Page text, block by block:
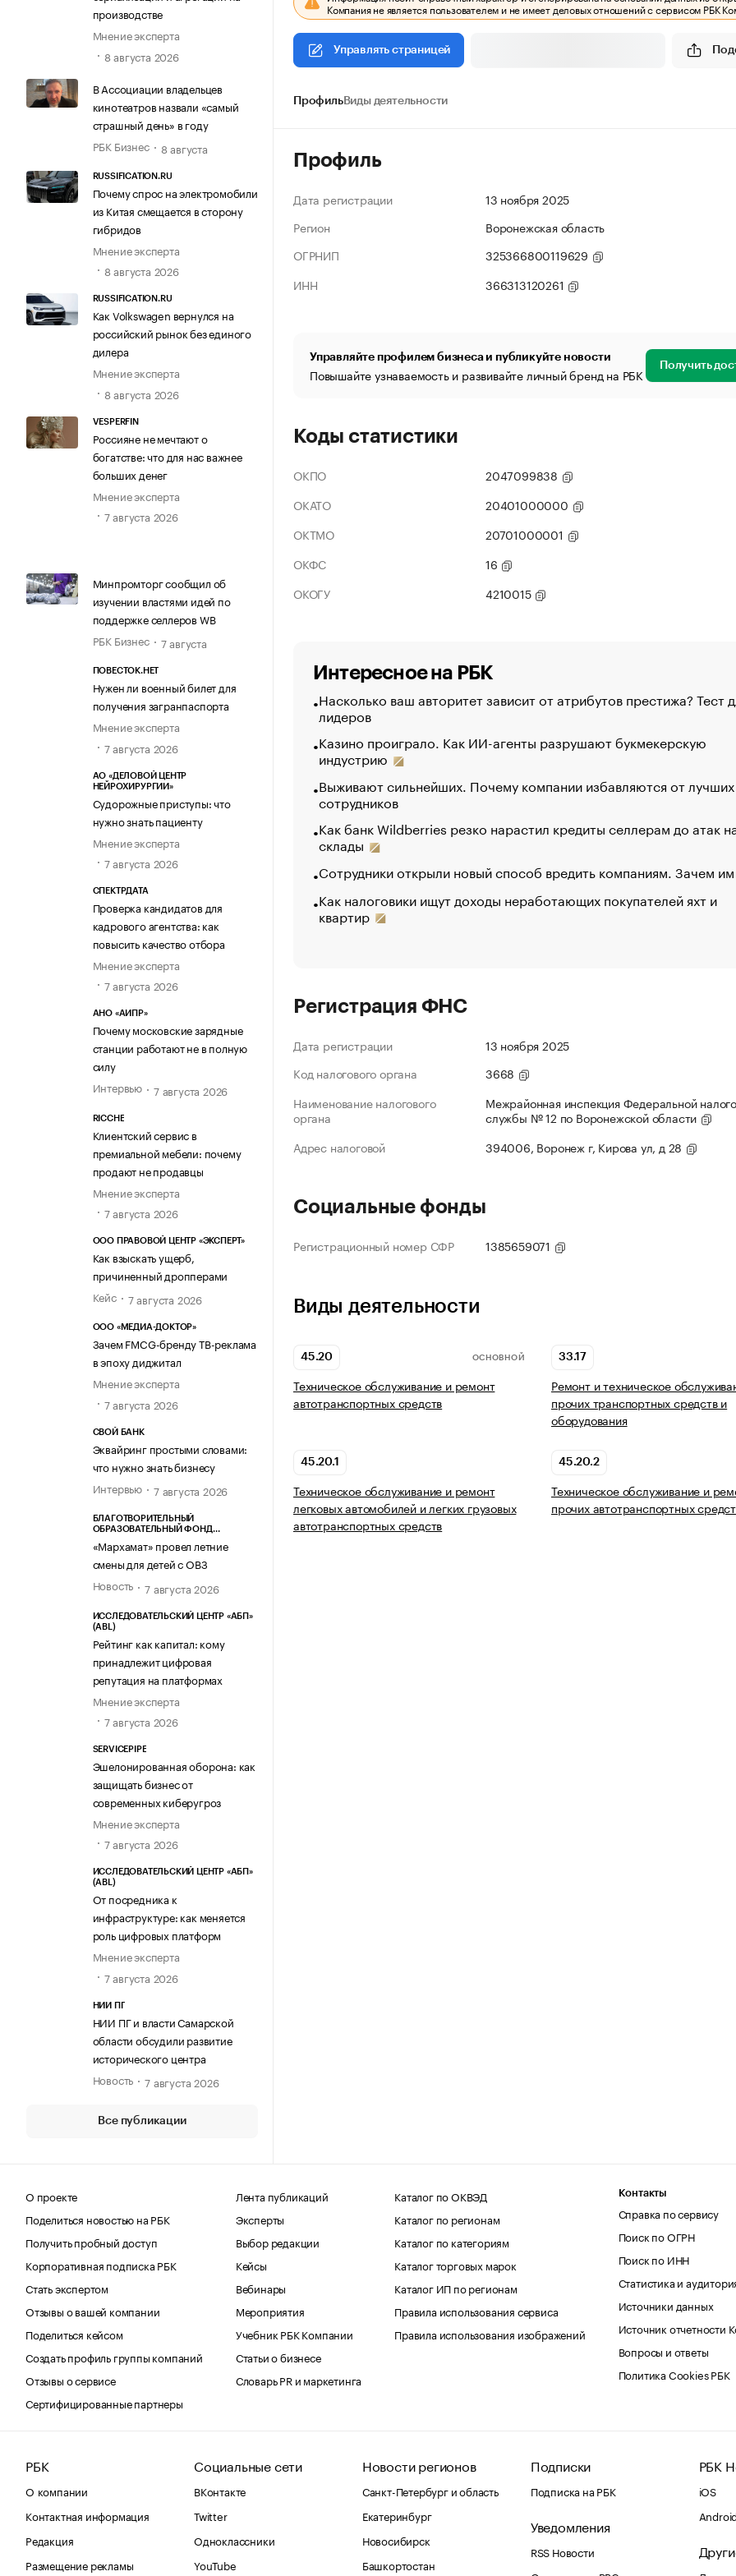
производстве
Мнение эксперта
8 августа 2026
В Ассоциации владельцев
кинотеатров назвали «самый
страшный день» в году
РБК Бизнес
8 августа
RUSSIFICATION.RU
Почему спрос на электромобили
из Китая смещается в сторону
гибридов
Мнение эксперта
8 августа 2026
RUSSIFICATION.RU
Как Volkswagen вернулся на
российский рынок без единого
дилера
Мнение эксперта
8 августа 2026
VESPERFIN
Россияне не мечтают о
богатстве: что для нас важнее
больших денег
Мнение эксперта
7 августа 2026
Минпромторг сообщил об
изучении властями идей по
поддержке селлеров WB
РБК Бизнес
7 августа
ПОВЕСТОК.НЕТ
Нужен ли военный билет для
получения загранпаспорта
Мнение эксперта
7 августа 2026
АО «ДЕЛОВОЙ ЦЕНТР
НЕЙРОХИРУРГИИ»
Судорожные приступы: что
нужно знать пациенту
Мнение эксперта
7 августа 2026
СПЕКТРДАТА
Проверка кандидатов для
кадрового агентства: как
повысить качество отбора
Мнение эксперта
7 августа 2026
АНО «АИПР»
Почему московские зарядные
станции работают не в полную
силу
Интервью
7 августа 2026
RICCHE
Клиентский сервис в
премиальной мебели: почему
продают не продавцы
Мнение эксперта
7 августа 2026
ООО ПРАВОВОЙ ЦЕНТР «ЭКСПЕРТ»
Как взыскать ущерб,
причиненный дропперами
Кейс
7 августа 2026
ООО «МЕДИА-ДОКТОР»
Зачем FMCG-бренду ТВ-реклама
в эпоху диджитал
Мнение эксперта
7 августа 2026
СВОЙ БАНК
Эквайринг простыми словами:
что нужно знать бизнесу
Интервью
7 августа 2026
БЛАГОТВОРИТЕЛЬНЫЙ
ОБРАЗОВАТЕЛЬНЫЙ ФОНД
«Мархамат» провел летние
смены для детей с ОВЗ
Новость
7 августа 2026
ИССЛЕДОВАТЕЛЬСКИЙ ЦЕНТР «АБП»
(ABL)
Рейтинг как капитал: кому
принадлежит цифровая
репутация на платформах
Мнение эксперта
7 августа 2026
SERVICEPIPE
Эшелонированная оборона: как
защищать бизнес от
современных киберугроз
Мнение эксперта
7 августа 2026
ИССЛЕДОВАТЕЛЬСКИЙ ЦЕНТР «АБП»
(ABL)
От посредника к
инфраструктуре: как меняется
роль цифровых платформ
Мнение эксперта
7 августа 2026
НИИ ПГ
НИИ ПГ и власти Самарской
области обсудили развитие
исторического центра
Новость
7 августа 2026
Все публикации
Компания не является пользователем и не имеет деловых отношений с сервисом РБК
Управлять страницей
ПрофильВиды деятельности
Профиль
Дата регистрации
13 ноября 2025
Регион
Воронежская область
ОГРНИП
325366800119629
ИНН
366313120261
Управляйте профилем бизнеса и публикуйте новости
Повышайте узнаваемость и развивайте личный бренд на РБК Получить
Коды статистики
ОКПО
2047099838
ОКАТО
20401000000
ОКТМО
20701000001
ОКФС
16
ОКОГУ
4210015
Интересное на РБК
Насколько ваш авторитет зависит от атрибутов престижа? Тест
лидеров
Казино проиграло. Как ИИ-агенты разрушают букмекерскую
индустрию
Выживают сильнейших. Почему компании избавляются от лучших
сотрудников
Как банк Wildberries резко нарастил кредиты селлерам до атак
склады
Сотрудники открыли новый способ вредить компаниям. Зачем
Как налоговики ищут доходы неработающих покупателей яхт и
квартир
Регистрация ФНС
Дата регистрации
13 ноября 2025
Код налогового органа
3668
Наименование налогового
органа
Межрайонная инспекция Федеральной
службы № 12 по Воронежской области
Адрес налоговой
394006, Воронеж г, Кирова ул, д 28
Социальные фонды
Регистрационный номер СФР 1385659071
Виды деятельности
45.20 ОСНОВНОЙ
Техническое обслуживание и ремонт
автотранспортных средств
33.17
Ремонт и техническое
прочих транспортных средств и
оборудования
45.20.1
Техническое обслуживание и ремонт
легковых автомобилей и легких грузовых
автотранспортных средств
45.20.2
Техническое обслуживание и
прочих автотранспортных
О проекте
Поделиться новостью на РБК
Получить пробный доступ
Корпоративная подписка РБК
Стать экспертом
Отзывы о вашей компании
Поделиться кейсом
Создать профиль группы компаний
Отзывы о сервисе
Сертифицированные партнеры
Лента публикаций
Эксперты
Выбор редакции
Кейсы
Вебинары
Мероприятия
Учебник РБК Компании
Статьи о бизнесе
Словарь PR и маркетинга
Каталог по ОКВЭД
Каталог по регионам
Каталог по категориям
Каталог торговых марок
Каталог ИП по регионам
Правила использования сервиса
Правила использования изображений
Контакты
Справка по сервису
Поиск по ОГРН
Поиск по ИНН
Статистика и
Источники данных
Источник отчетности
Вопросы и ответы
Политика Cookies РБК
РБК
О компании
Контактная информация
Редакция
Размещение рекламы
Социальные сети
ВКонтакте
Twitter
Одноклассники
YouTube
Новости регионов
Санкт-Петербург и область
Екатеринбург
Новосибирск
Башкортостан
Подписки
Подписка на РБК
Уведомления
RSS Новости
РБК
iOS